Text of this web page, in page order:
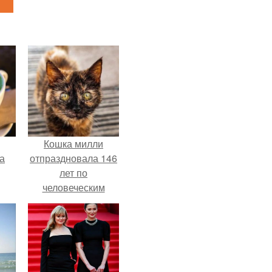
Кошка милли
отпраздновала 146
лет по
человеческим
Меркам и
претендует на
звание самой
старой в мире.